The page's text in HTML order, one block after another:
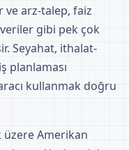
ve arz-talep, faiz
gibi pek çok
Seyahat, ithalat-
planlaması
kullanmak doğru
üzere Amerikan